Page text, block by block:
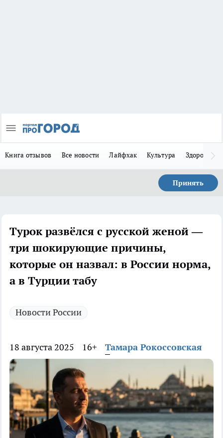
Книга отзывов Все новости Лайфхак Культура Здоровье
Принять
Турок развёлся с русской женой —
три шокирующие причины,
которые он назвал: в России норма,
а в Турции табу
Новости России
18 августа 2025 16+ Тамара Рокоссовская